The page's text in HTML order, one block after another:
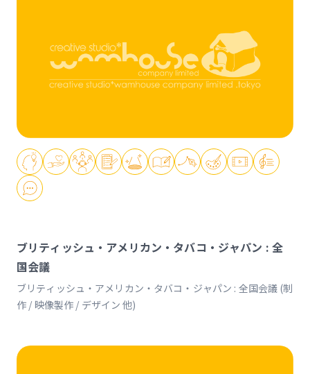
ブリティッシュ・アメリカン・タバコ・ジャパン : 全
国会議
ブリティッシュ・アメリカン・タバコ・ジャパン : 全国会議 (制
作 / 映像製作 / デザイン 他)